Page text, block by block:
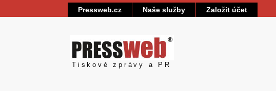
Pressweb.cz Naše služby Založit účet
Pressweb
Tiskové zprávy a PR